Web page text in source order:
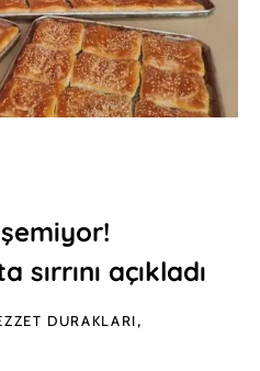
sırrını açıkladı
DURAKLARI